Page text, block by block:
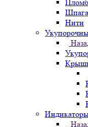
Нити